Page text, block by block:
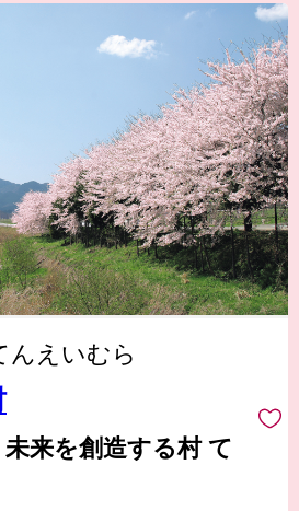
んえいむら
来を創造する村 て